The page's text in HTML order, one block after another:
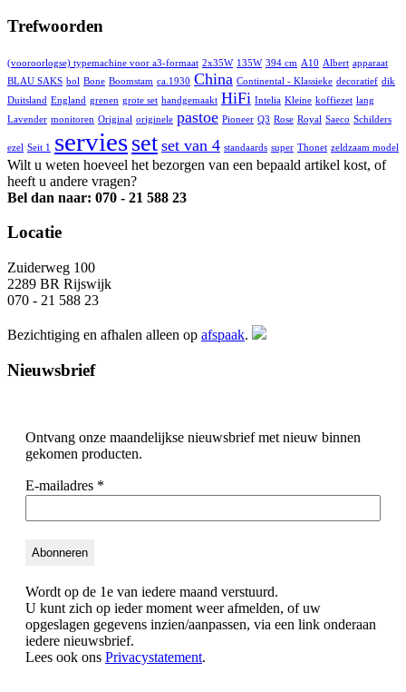
Trefwoorden
(vooroorlogse) typemachine voor a3-formaat 2x35W 135W 394 cm A10 Albert apparaat
BLAU SAKS bol Bone Boomstam ca.1930 China Continental - Klassieke decoratief dik
Duitsland England grenen grote set handgemaakt HiFi Intelia Kleine koffiezet lang
Lavender monitoren Original originele pastoe Pioneer Q3 Rose Royal Saeco Schilders
ezel Seit 1 serviesset set van 4 standaards super Thonet zeldzaam model
Wilt u weten hoeveel het bezorgen van een bepaald artikel kost, of
heeft u andere vragen?
Bel dan naar: 070 - 21 588 23
Locatie
Zuiderweg 100
2289 BR Rijswijk
070 - 21 588 23
Bezichtiging en afhalen alleen op afspaak.
Nieuwsbrief
Ontvang onze maandelijkse nieuwsbrief met nieuw binnen
gekomen producten.
E-mailadres *
Wordt op de 1e van iedere maand verstuurd.
U kunt zich op ieder moment weer afmelden, of uw
opgeslagen gegevens inzien/aanpassen, via een link onderaan
iedere nieuwsbrief.
Lees ook ons Privacystatement.